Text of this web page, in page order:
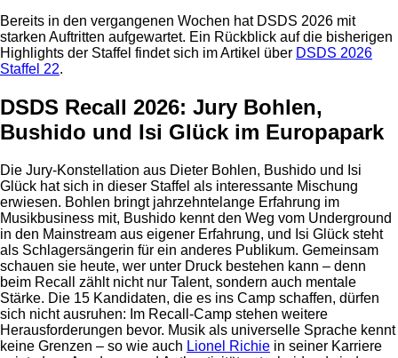
Bereits in den vergangenen Wochen hat DSDS 2026 mit
starken Auftritten aufgewartet. Ein Rückblick auf die bisherigen
Highlights der Staffel findet sich im Artikel über DSDS 2026
Staffel 22.
DSDS Recall 2026: Jury Bohlen,
Bushido und Isi Glück im Europapark
Die Jury-Konstellation aus Dieter Bohlen, Bushido und Isi
Glück hat sich in dieser Staffel als interessante Mischung
erwiesen. Bohlen bringt jahrzehntelange Erfahrung im
Musikbusiness mit, Bushido kennt den Weg vom Underground
in den Mainstream aus eigener Erfahrung, und Isi Glück steht
als Schlagersängerin für ein anderes Publikum. Gemeinsam
schauen sie heute, wer unter Druck bestehen kann – denn
beim Recall zählt nicht nur Talent, sondern auch mentale
Stärke. Die 15 Kandidaten, die es ins Camp schaffen, dürfen
sich nicht ausruhen: Im Recall-Camp stehen weitere
Herausforderungen bevor. Musik als universelle Sprache kennt
keine Grenzen – so wie auch Lionel Richie in seiner Karriere